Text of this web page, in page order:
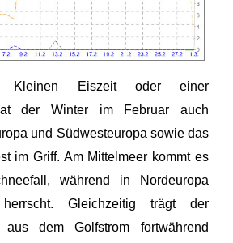
Kleinen Eiszeit oder einer
der Winter im Februar auch
und Südwesteuropa sowie das
im Griff. Am Mittelmeer kommt es
während in Nordeuropa
Gleichzeitig trägt der
aus dem Golfstrom fortwährend